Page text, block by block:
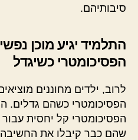
סיבותיהם.
התלמיד יגיע מוכן
הפסיכומטרי כשיגדל
לרוב, ילדים מחוננים
הפסיכומטרי כשהם גדלים.
הפסיכומטרי קל יחסית
שהם כבר קיבלו את